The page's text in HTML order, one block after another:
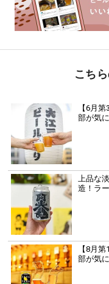
こち
【6月
部が気
上品な
造！ラ
【8月
部が気